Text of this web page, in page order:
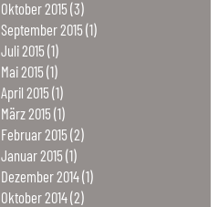
Oktober2015(3)
September2015(1)
Juli2015(1)
Mai2015(1)
April 2015(1)
März2015(1)
Februar2015(2)
Januar2015(1)
Dezember2014(1)
Oktober2014(2)